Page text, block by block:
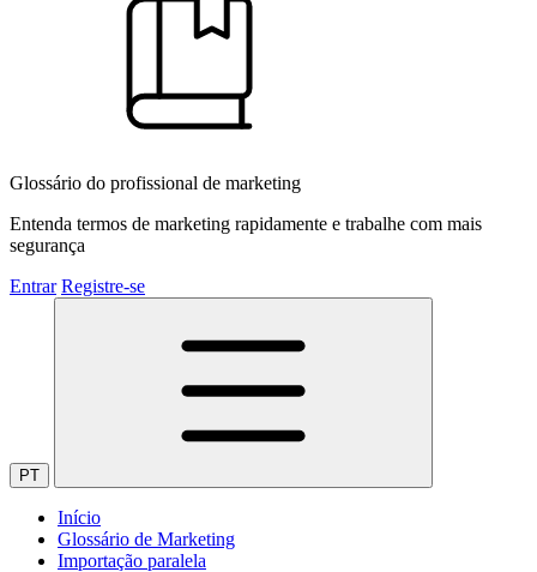
Glossário do profissional de marketing
Entenda termos de marketing rapidamente e trabalhe com mais
segurança
Entrar Registre-se
PT
Início
Glossário de Marketing
Importação paralela